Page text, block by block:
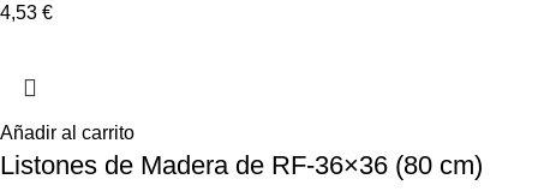
4,53 €
Añadir al carrito
Listones de Madera de RF-36×36 (80 cm)